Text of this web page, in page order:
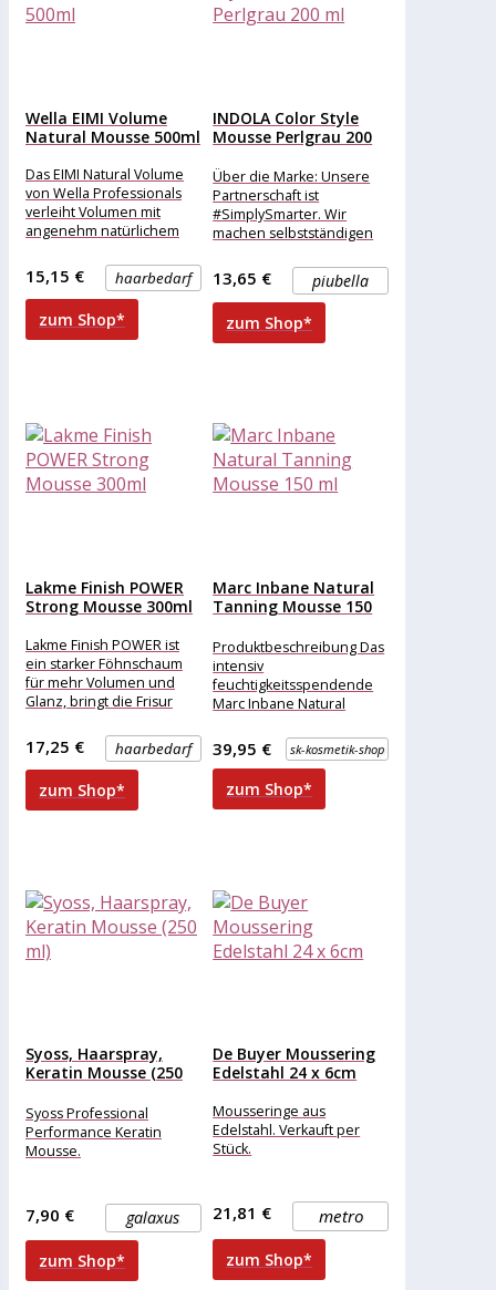
Wella EIMI Volume
Natural Mousse 500ml
Das EIMI Natural Volume
von Wella Professionals
verleiht Volumen mit
angenehm natürlichem
entwickelt, um zum Schutz
der
haarbedarf
15,15 €
zum Shop*
INDOLA Color Style
Mousse Perlgrau 200
Über die Marke: Unsere
Partnerschaft ist
#SimplySmarter. Wir
machen selbstständigen
leichter. Mit smarter
Online-Weiterbildung,
inspirierenden Tutorials
zu
piubella
13,65 €
zum Shop*
Lakme Finish POWER
Strong Mousse 300ml
Lakme Finish POWER ist
ein starker Föhnschaum
für mehr Volumen und
Glanz, bringt die Frisur
keine
haarbedarf
17,25 €
zum Shop*
Marc Inbane Natural
Tanning Mousse 150
Produktbeschreibung Das
intensiv
feuchtigkeitsspendende
Marc Inbane Natural
Ihnen sofort eine frische
Ausstrahlung und einen
gleichmäßigen,
sonnengebräunten Teint,
sk-kosmetik-shop
39,95 €
zum Shop*
Syoss, Haarspray,
Keratin Mousse (250
Syoss Professional
Performance Keratin
Mousse.
galaxus
7,90 €
zum Shop*
De Buyer Moussering
Edelstahl 24 x 6cm
Mousseringe aus
Edelstahl. Verkauft per
Stück.
metro
21,81 €
zum Shop*